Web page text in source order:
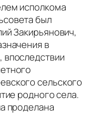
исполкома
был
Закирьянович,
в
сельского
родного села.
проделана